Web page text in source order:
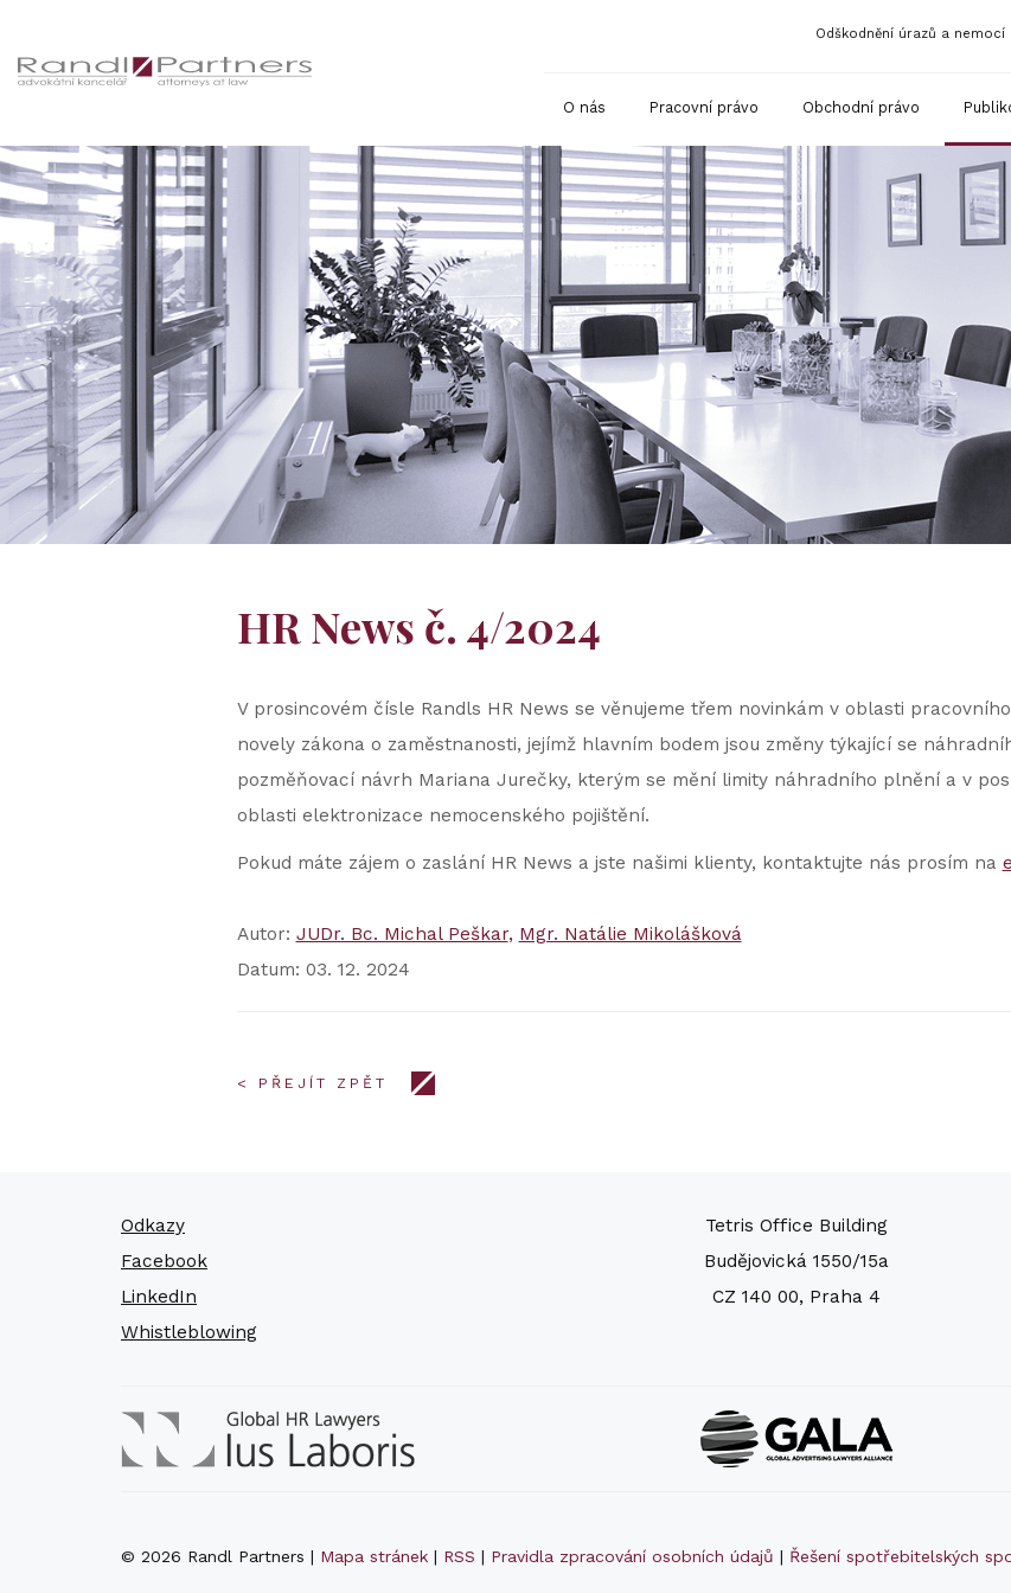
Odškodnění úrazů a nemocí
O nás Pracovní právo Obchodní právo
HR News č. 4/2024
V prosincovém čísle Randls HR News se věnujeme třem novinkám v oblasti
novely zákona o zaměstnanosti, jejímž hlavním bodem jsou změny týkající se
pozměňovací návrh Mariana Jurečky, kterým se mění limity náhradního plnění a v
oblasti elektronizace nemocenského pojištění.
Pokud máte zájem o zaslání HR News a jste našimi klienty, kontaktujte nás prosím na
Autor: JUDr. Bc. Michal Peškar Mgr. Natálie Mikolášková
Datum: 03. 12. 2024
< PŘEJÍT ZPĚT
Odkazy
Facebook
LinkedIn
Whistleblowing
Tetris Office Building
Budějovická 1550/15a
CZ 140 00, Praha 4
© 2026 Randl Partners | Mapa stránek | RSS | Pravidla zpracování osobních údajů | Řešení spotřebitelských